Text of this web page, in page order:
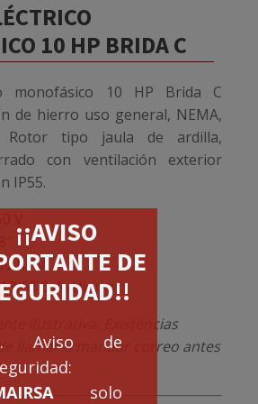
¡¡AVISO
DE
Aviso de
solo
10 HP BRIDA C
monofásico 10 HP Brida C
de hierro uso general, NEMA,
Rotor tipo jaula de ardilla,
con ventilación exterior
IP55.
V
RPM
5TC de Hierro
ilustrativa. Existencias
llamar o mandar correo antes